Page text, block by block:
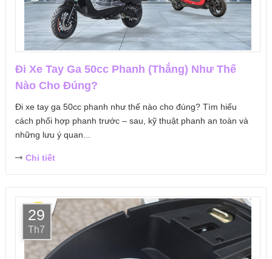
Đi Xe Tay Ga 50cc Phanh (Thắng) Như Thế
Nào Cho Đúng?
Đi xe tay ga 50cc phanh như thế nào cho đúng? Tìm hiểu
cách phối hợp phanh trước – sau, kỹ thuật phanh an toàn và
những lưu ý quan...
Chi tiết
29
Th7